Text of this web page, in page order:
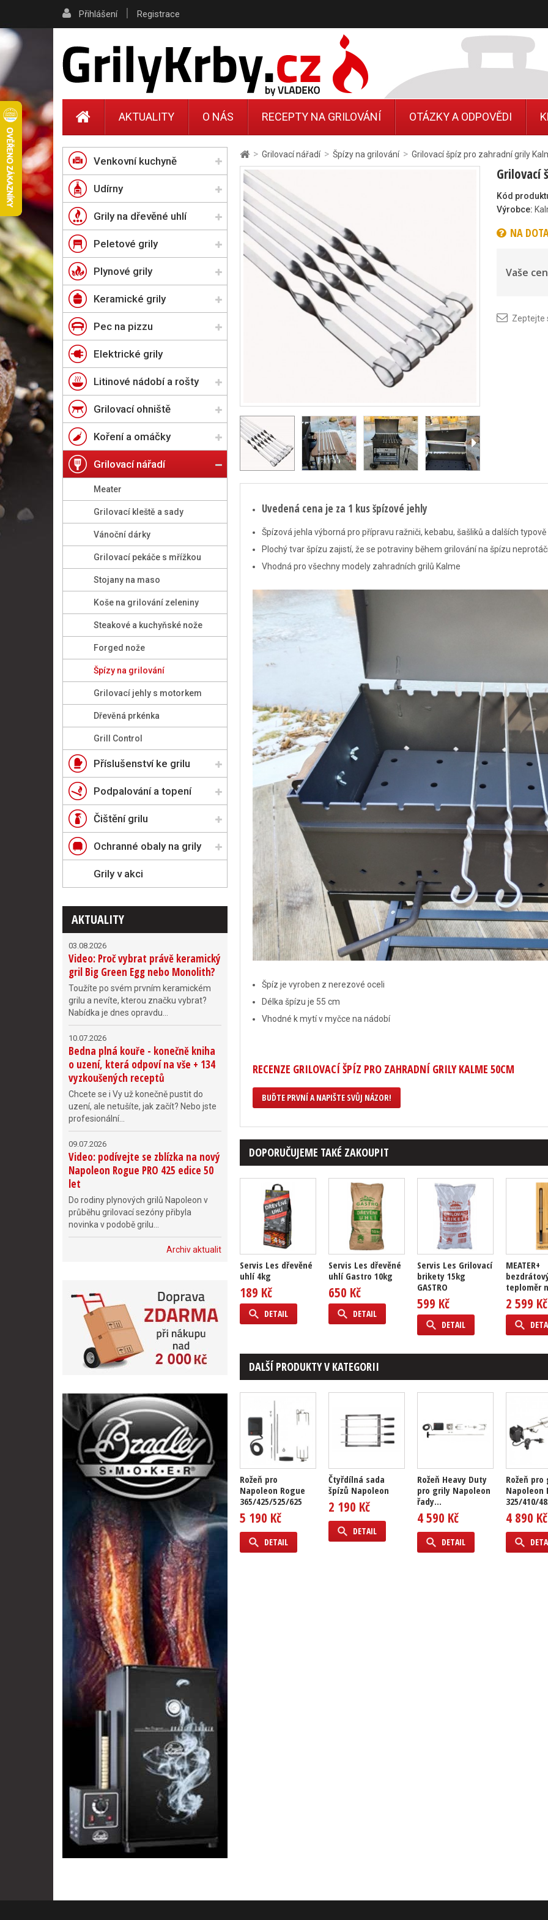
> Grilovací nářadí > Špízy na grilování > Grilovací špíz pro zahradní grily
Grilovací
Kód
Výrobce:
NA
Vaše
Zeptejte
Uvedená cena je za 1 kus špízové jehly
Špízová jehla výborná pro přípravu ražniči, kebabu, šašliků a dalších
Plochý tvar špízu zajistí, že se potraviny během grilování na špízu
Vhodná pro všechny modely zahradních grilů Kalme
Špíz je vyroben z nerezové oceli
Délka špízu je 55 cm
Vhodné k mytí v myčce na nádobí
RECENZE GRILOVACÍ ŠPÍZ PRO ZAHRADNÍ GRILY KALME 50CM
BUĎTE PRVNÍ A NAPIŠTE SVŮJ NÁZOR!
DOPORUČUJEME TAKÉ ZAKOUPIT
Servis Les dřevěné
uhlí 4kg
189 Kč
DETAIL
Servis Les dřevěné
uhlí Gastro 10kg
650 Kč
DETAIL
Servis Les Grilovací
brikety 15kg
GASTRO
599 Kč
DETAIL
MEATER+
teploměr
2 599 Kč
DALŠÍ PRODUKTY V KATEGORII
Rožeň pro
Napoleon Rogue
365/425/525/625
5 190 Kč
DETAIL
Čtyřdílná sada
špízů Napoleon
2 190 Kč
DETAIL
Rožeň Heavy Duty
pro grily Napoleon
řady...
4 590 Kč
DETAIL
Rožeň
Napoleon
325/410/
4 890 Kč
Venkovní kuchyně
Udírny
Grily na dřevěné uhlí
Peletové grily
Plynové grily
Keramické grily
Pec na pizzu
Elektrické grily
Litinové nádobí a rošty
Grilovací ohniště
Koření a omáčky
Grilovací nářadí
Meater
Grilovací kleště a sady
Vánoční dárky
Grilovací pekáče s mřížkou
Stojany na maso
Koše na grilování zeleniny
Steakové a kuchyňské nože
Forged nože
Špízy na grilování
Grilovací jehly s motorkem
Dřevěná prkénka
Grill Control
Příslušenství ke grilu
Podpalování a topení
Čištění grilu
Ochranné obaly na grily
Grily v akci
AKTUALITY
03.08.2026
Video: Proč vybrat právě keramický
gril Big Green Egg nebo Monolith?
Toužíte po svém prvním keramickém
grilu a nevíte, kterou značku vybrat?
Nabídka je dnes opravdu...
10.07.2026
Bedna plná kouře - konečně kniha
o uzení, která odpoví na vše + 134
vyzkoušených receptů
Chcete se i Vy už konečně pustit do
uzení, ale netušíte, jak začít? Nebo jste
profesionální...
09.07.2026
Video: podívejte se zblízka na nový
Napoleon Rogue PRO 425 edice 50
let
Do rodiny plynových grilů Napoleon v
průběhu grilovací sezóny přibyla
novinka v podobě grilu...
Archiv aktualit
Přihlášení | Registrace
AKTUALITY O NÁS RECEPTY NA GRILOVÁNÍ OTÁZKY A ODPOVĚDI